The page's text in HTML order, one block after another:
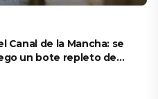
Canal de la Mancha: se
un bote repleto de